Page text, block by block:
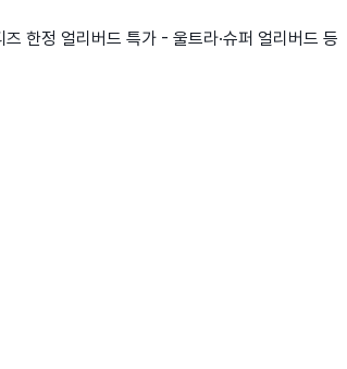
한정 얼리버드 특가 - 울트라·슈퍼 얼리버드 등